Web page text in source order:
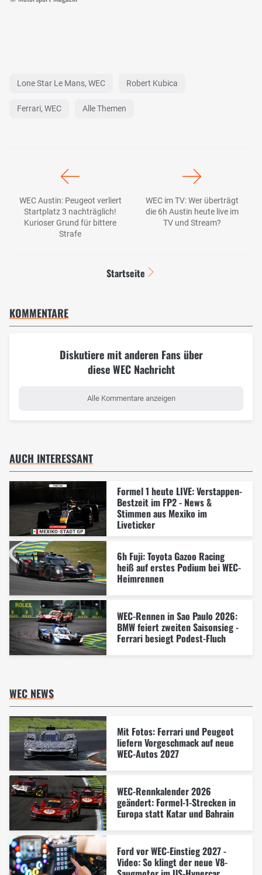
Lone Star Le Mans, WEC Robert Kubica
Ferrari, WEC Alle Themen
WEC Austin: Peugeot verliert
Startplatz 3 nachträglich!
Kurioser Grund für bittere
Strafe
WEC im TV: Wer überträgt
die 6h Austin heute live im
TV und Stream?
Startseite
KOMMENTARE
Diskutiere mit anderen Fans über
diese WEC Nachricht
Alle Kommentare anzeigen
AUCH INTERESSANT
Formel 1 heute LIVE: Verstappen-
Bestzeit im FP2 - News &
Stimmen aus Mexiko im
Liveticker
6h Fuji: Toyota Gazoo Racing
heiß auf erstes Podium bei WEC-
Heimrennen
WEC-Rennen in Sao Paulo 2026:
BMW feiert zweiten Saisonsieg -
Ferrari besiegt Podest-Fluch
WEC NEWS
Mit Fotos: Ferrari und Peugeot
liefern Vorgeschmack auf neue
WEC-Autos 2027
WEC-Rennkalender 2026
geändert: Formel-1-Strecken in
Europa statt Katar und Bahrain
Ford vor WEC-Einstieg 2027 -
Video: So klingt der neue V8-